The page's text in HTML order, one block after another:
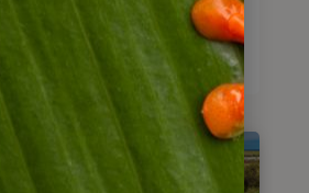
375
Reise anschauen